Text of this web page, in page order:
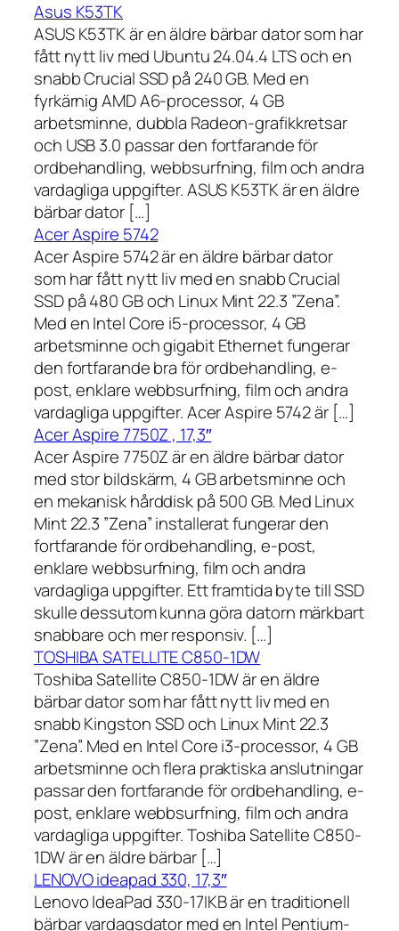
Asus K53TK
ASUS K53TK är en äldre bärbar dator som har
fått nytt liv med Ubuntu 24.04.4 LTS och en
snabb Crucial SSD på 240 GB. Med en
fyrkärnig AMD A6-processor, 4 GB
arbetsminne, dubbla Radeon-grafikkretsar
och USB 3.0 passar den fortfarande för
ordbehandling, webbsurfning, film och andra
vardagliga uppgifter. ASUS K53TK är en äldre
bärbar dator […]
Acer Aspire 5742
Acer Aspire 5742 är en äldre bärbar dator
som har fått nytt liv med en snabb Crucial
SSD på 480 GB och Linux Mint 22.3 ”Zena”.
Med en Intel Core i5-processor, 4 GB
arbetsminne och gigabit Ethernet fungerar
den fortfarande bra för ordbehandling, e-
post, enklare webbsurfning, film och andra
vardagliga uppgifter. Acer Aspire 5742 är […]
Acer Aspire 7750Z , 17,3″
Acer Aspire 7750Z är en äldre bärbar dator
med stor bildskärm, 4 GB arbetsminne och
en mekanisk hårddisk på 500 GB. Med Linux
Mint 22.3 ”Zena” installerat fungerar den
fortfarande för ordbehandling, e-post,
enklare webbsurfning, film och andra
vardagliga uppgifter. Ett framtida byte till SSD
skulle dessutom kunna göra datorn märkbart
snabbare och mer responsiv. […]
TOSHIBA SATELLITE C850-1DW
Toshiba Satellite C850-1DW är en äldre
bärbar dator som har fått nytt liv med en
snabb Kingston SSD och Linux Mint 22.3
”Zena”. Med en Intel Core i3-processor, 4 GB
arbetsminne och flera praktiska anslutningar
passar den fortfarande för ordbehandling, e-
post, enklare webbsurfning, film och andra
vardagliga uppgifter. Toshiba Satellite C850-
1DW är en äldre bärbar […]
LENOVO ideapad 330, 17,3″
Lenovo IdeaPad 330-17IKB är en traditionell
bärbar vardagsdator med en Intel Pentium-